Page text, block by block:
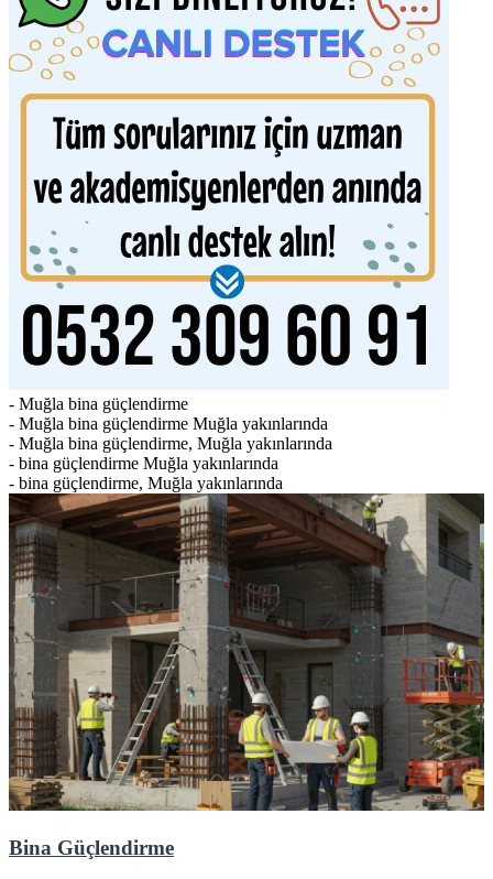
- Muğla bina güçlendirme
- Muğla bina güçlendirme Muğla yakınlarında
- Muğla bina güçlendirme, Muğla yakınlarında
- bina güçlendirme Muğla yakınlarında
- bina güçlendirme, Muğla yakınlarında
Bina Güçlendirme